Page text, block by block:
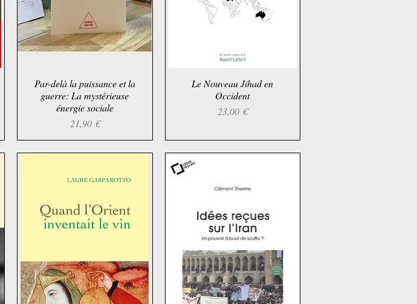
Aperçu rapide
Par-delà la puissance et la
guerre: La mystérieuse
énergie sociale
Prix
21,90 €
Aperçu rapide
Le Nouveau Jihad en
Occident
Prix
23,00 €